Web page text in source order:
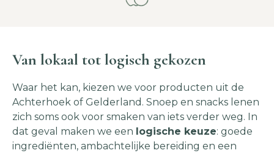
Van lokaal tot logisch gekozen
Waar het kan, kiezen we voor producten uit de
Achterhoek of Gelderland. Snoep en snacks lenen
zich soms ook voor smaken van iets verder weg. In
dat geval maken we een logische keuze: goede
ingrediënten, ambachtelijke bereiding en een